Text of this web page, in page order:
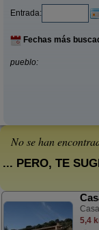
Entrada:
Fechas más
pueblo:
No se han
... PERO, TE
5,4